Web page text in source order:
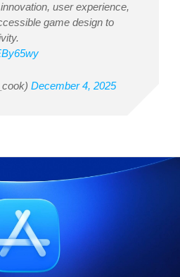
user experience,
game design to
December 4, 2025